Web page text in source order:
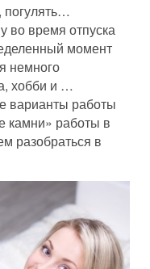
погулять…
во время отпуска
момент
немного
хобби и …
варианты работы
камни» работы в
разобраться в